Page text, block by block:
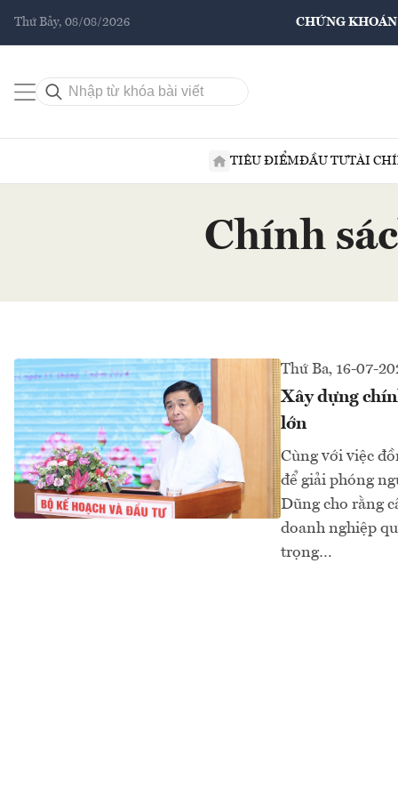
Thứ Bảy, 08/08/2026 CHỨNG KHOÁN
TIÊU ĐIỂMĐẦU TƯTÀI
Chính
Thứ Ba, 16-07-
Xây dựng
lớn
Cùng với việc
để giải phóng
Dũng cho rằng
doanh nghiệp
trọng…